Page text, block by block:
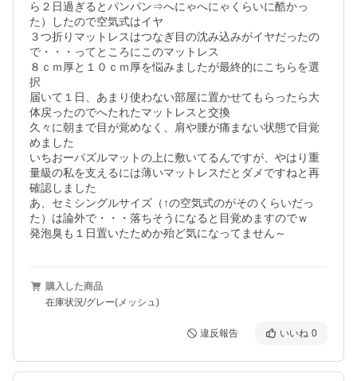
ら２日過ぎるとパンパン⇒へにゃへにゃくらいに酷かっ
た）したので空気式はイヤ
３つ折りマットレスはつなぎ目の沈み込みがイヤだったの
で・・・ってところにこのマットレス
８ｃｍ厚と１０ｃｍ厚を悩みましたが最終的にこちらを選
択
届いて１日、あまり使わない部屋に置かせてもらったら大
体戻ったのでへたれたマットレスと交換
久々に朝まで目が覚めなく、肩や腰が痛まない状態で目覚
めました
いちおーパズルマットの上に敷いてるんですが、やはり重
量級の私を支えるには薄いマットレスだとダメですねと再
確認しました
あ、セミシングルサイズ（↑の空気式のがそのくらいだっ
た）は論外で・・・落ちそうになると目覚めますのでｗ
発泡臭も１日置いたためか殆ど気になってません～
購入した商品
在庫状況/グレー(メッシュ)
違反報告 いいね 0